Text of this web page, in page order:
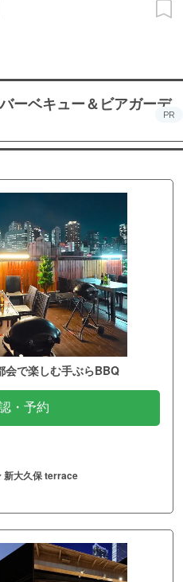
ーベキュー＆ビアガーデ
PR
会で楽しむ手ぶらBBQ
・予約
新大久保 terrace